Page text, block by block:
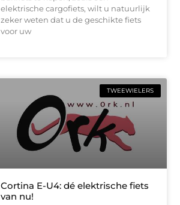
elektrische cargofiets, wilt u natuurlijk
zeker weten dat u de geschikte fiets
voor uw
TWEEWIELERS
Cortina E-U4: dé elektrische fiets
van nu!